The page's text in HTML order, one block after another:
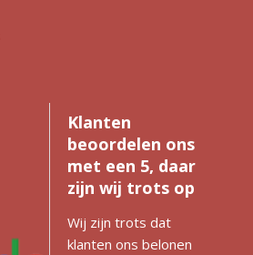
Klanten
beoordelen ons
met een 5, daar
zijn wij trots op
Wij zijn trots dat
klanten ons belonen